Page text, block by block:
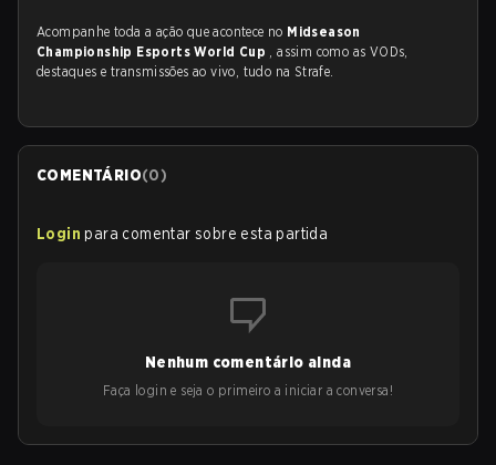
Acompanhe toda a ação que acontece no Midseason
Championship Esports World Cup , assim como as VODs,
destaques e transmissões ao vivo, tudo na Strafe.
COMENTÁRIO(0)
Login para comentar sobre esta partida
Nenhum comentário ainda
Faça login e seja o primeiro a iniciar a conversa!